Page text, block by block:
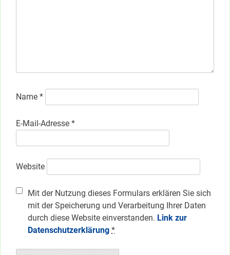
Name *
E-Mail-Adresse *
Website
Mit der Nutzung dieses Formulars erklären Sie sich
mit der Speicherung und Verarbeitung Ihrer Daten
durch diese Website einverstanden. Link zur
Datenschutzerklärung *